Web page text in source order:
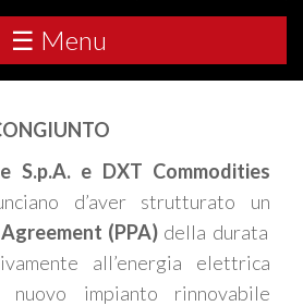
☰ Menu
S.p.A. e DXT Commodities
d’aver strutturato un
(PPA) della durata
all’energia elettrica
impianto rinnovabile